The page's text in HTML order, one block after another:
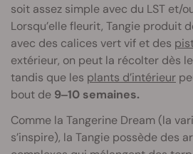
soit assez simple avec du LST et/
Lorsqu’elle fleurit, Tangie produit
avec des calices vert vif et des
extérieur, on peut la récolter dès
tandis que les plants d’intérieur
bout de 9‒10 semaines.
Comme la Tangerine Dream (la
s’inspire), la Tangie possède des